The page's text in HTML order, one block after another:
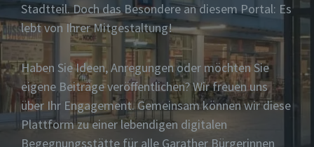
Stadtteil. Doch das Besondere an diesem Portal: Es
lebt von Ihrer Mitgestaltung!
Haben Sie Ideen, Anregungen oder möchten Sie
eigene Beiträge veröffentlichen? Wir freuen uns
über Ihr Engagement. Gemeinsam können wir diese
Plattform zu einer lebendigen digitalen
Begegnungsstätte für alle Garather Bürgerinnen